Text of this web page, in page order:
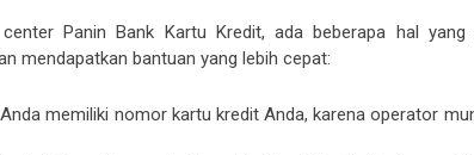
Panin Bank Kartu Kredit, ada beberapa hal
mendapatkan bantuan yang lebih cepat:
memiliki nomor kartu kredit Anda, karena operator